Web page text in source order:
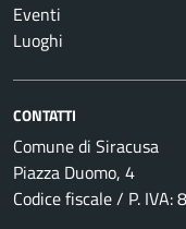
Eventi
Luoghi
CONTATTI
Comune di Siracusa
Piazza Duomo, 4
Codice fiscale / P.